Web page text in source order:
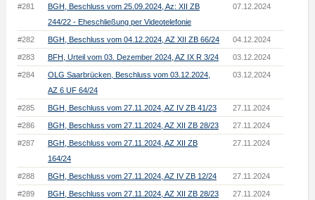
#281
BGH, Beschluss vom 25.09.2024, Az: XII ZB
244/22 - Eheschließung per Videotelefonie
07.12.2024
#282 BGH, Beschluss vom 04.12.2024, AZ XII ZB 66/24 04.12.2024
#283 BFH, Urteil vom 03. Dezember 2024, AZ IX R 3/24 03.12.2024
#284
OLG Saarbrücken, Beschluss vom 03.12.2024,
AZ 6 UF 64/24
03.12.2024
#285 BGH, Beschluss vom 27.11.2024, AZ IV ZB 41/23 27.11.2024
#286 BGH, Beschluss vom 27.11.2024, AZ XII ZB 28/23 27.11.2024
#287
BGH, Beschluss vom 27.11.2024, AZ XII ZB
164/24
27.11.2024
#288 BGH, Beschluss vom 27.11.2024, AZ IV ZB 12/24 27.11.2024
#289 BGH, Beschluss vom 27.11.2024, AZ XII ZB 28/23 27.11.2024